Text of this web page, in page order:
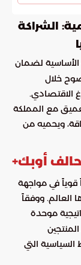
الشراكة
الأساسية لضمان
خلال
الاقتصادي.
مع المملكة
ويحميه من
أوبك+
قوياً في مواجهة
العالم. ووفقاً
موحدة
التي